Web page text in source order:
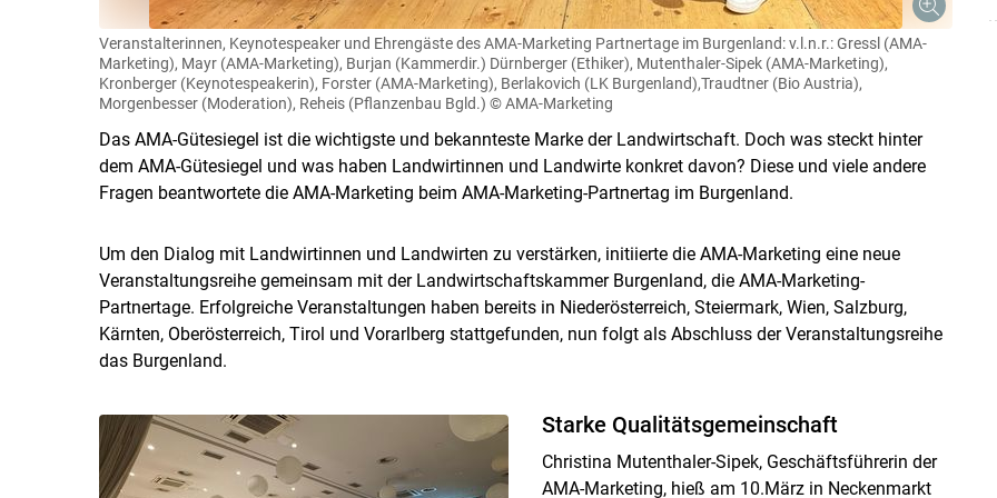
Skip to main content
Veranstalterinnen, Keynotespeaker und Ehrengäste des AMA-Marketing Partnertage im Burgenland: v.l.n.r.: Gressl (AMA-
Marketing), Mayr (AMA-Marketing), Burjan (Kammerdir.) Dürnberger (Ethiker), Mutenthaler-Sipek (AMA-Marketing),
Kronberger (Keynotespeakerin), Forster (AMA-Marketing), Berlakovich (LK Burgenland),Traudtner (Bio Austria),
Morgenbesser (Moderation), Reheis (Pflanzenbau Bgld.) © AMA-Marketing
Das AMA-Gütesiegel ist die wichtigste und bekannteste Marke der Landwirtschaft. Doch was steckt hinter
dem AMA-Gütesiegel und was haben Landwirtinnen und Landwirte konkret davon? Diese und viele andere
Fragen beantwortete die AMA-Marketing beim AMA-Marketing-Partnertag im Burgenland.
Um den Dialog mit Landwirtinnen und Landwirten zu verstärken, initiierte die AMA-Marketing eine neue
Veranstaltungsreihe gemeinsam mit der Landwirtschaftskammer Burgenland, die AMA-Marketing-
Partnertage. Erfolgreiche Veranstaltungen haben bereits in Niederösterreich, Steiermark, Wien, Salzburg,
Kärnten, Oberösterreich, Tirol und Vorarlberg stattgefunden, nun folgt als Abschluss der Veranstaltungsreihe
das Burgenland.
Starke Qualitätsgemeinschaft
Christina Mutenthaler-Sipek, Geschäftsführerin der
AMA-Marketing, hieß am 10.März in Neckenmarkt